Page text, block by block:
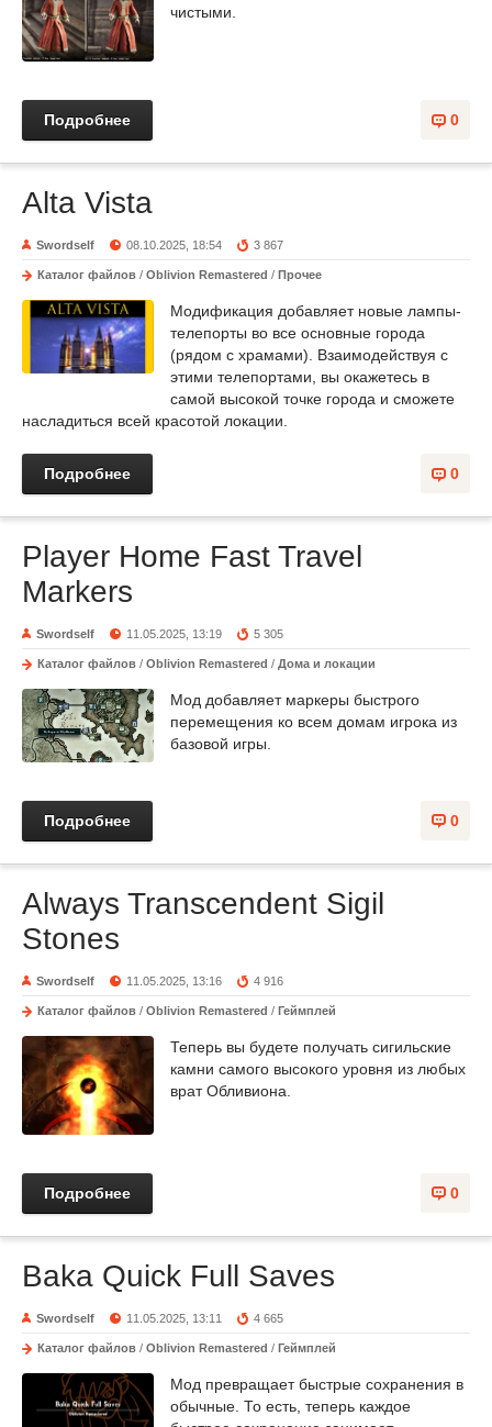
чистыми.
0
Подробнее
Alta Vista
Swordself 08.10.2025, 18:54 3 867
Каталог файлов / Oblivion Remastered / Прочее
Модификация добавляет новые лампы-
телепорты во все основные города
(рядом с храмами). Взаимодействуя с
этими телепортами, вы окажетесь в
самой высокой точке города и сможете
насладиться всей красотой локации.
0
Подробнее
Player Home Fast Travel
Markers
Swordself 11.05.2025, 13:19 5 305
Каталог файлов / Oblivion Remastered / Дома и локации
Мод добавляет маркеры быстрого
перемещения ко всем домам игрока из
базовой игры.
0
Подробнее
Always Transcendent Sigil
Stones
Swordself 11.05.2025, 13:16 4 916
Каталог файлов / Oblivion Remastered / Геймплей
Теперь вы будете получать сигильские
камни самого высокого уровня из любых
врат Обливиона.
0
Подробнее
Baka Quick Full Saves
Swordself 11.05.2025, 13:11 4 665
Каталог файлов / Oblivion Remastered / Геймплей
Мод превращает быстрые сохранения в
обычные. То есть, теперь каждое